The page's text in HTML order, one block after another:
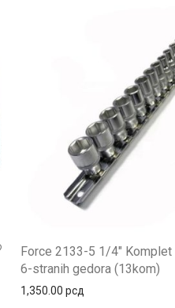
Force 2133-5 1/4″
6-stranih gedora (13kom)
1,350.00 рсд